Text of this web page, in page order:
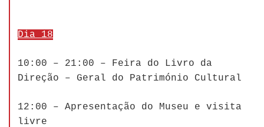
Dia 18
10:00 – 21:00 – Feira do Livro da
Direção – Geral do Património Cultural
12:00 – Apresentação do Museu e visita
livre